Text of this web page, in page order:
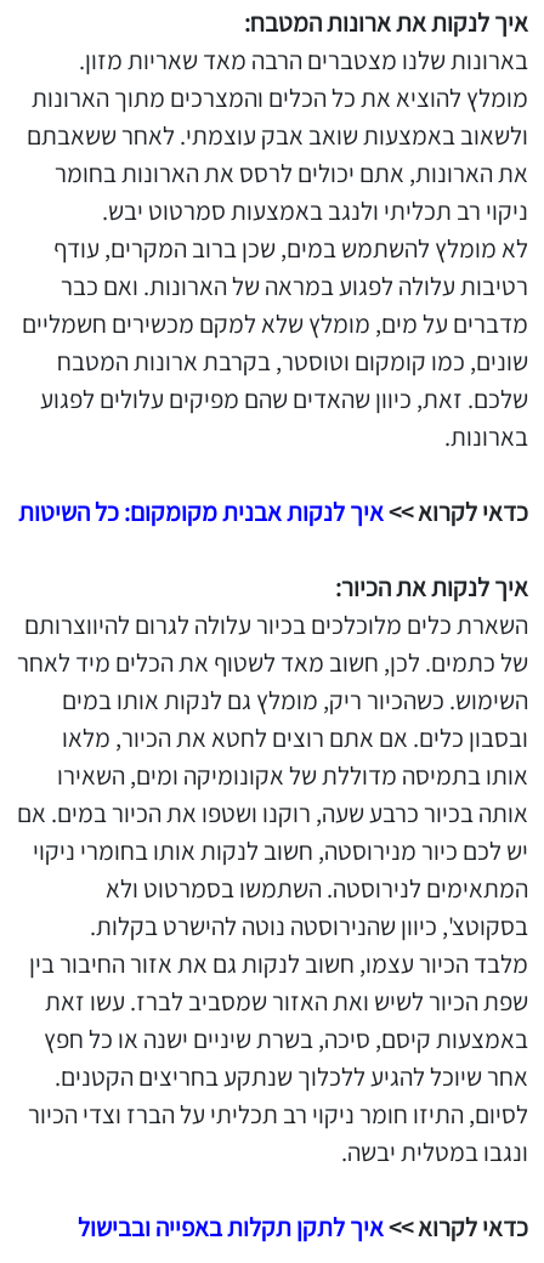
איך לנקות את ארונות המטבח:
בארונות שלנו מצטברים הרבה מאד שאריות מזון.
מומלץ להוציא את כל הכלים והמצרכים מתוך הארונות
ולשאוב באמצעות שואב אבק עוצמתי. לאחר ששאבתם
את הארונות, אתם יכולים לרסס את הארונות בחומר
ניקוי רב תכליתי ולנגב באמצעות סמרטוט יבש.
לא מומלץ להשתמש במים, שכן ברוב המקרים, עודף
רטיבות עלולה לפגוע במראה של הארונות. ואם כבר
מדברים על מים, מומלץ שלא למקם מכשירים חשמליים
שונים, כמו קומקום וטוסטר, בקרבת ארונות המטבח
שלכם. זאת, כיוון שהאדים שהם מפיקים עלולים לפגוע
בארונות.
כדאי לקרוא >>איך לנקות אבנית מקומקום: כל השיטות
איך לנקות את הכיור:
השארת כלים מלוכלכים בכיור עלולה לגרום להיווצרותם
של כתמים. לכן, חשוב מאד לשטוף את הכלים מיד לאחר
השימוש. כשהכיור ריק, מומלץ גם לנקות אותו במים
ובסבון כלים. אם אתם רוצים לחטא את הכיור, מלאו
אותו בתמיסה מדוללת של אקונומיקה ומים, השאירו
אותה בכיור כרבע שעה, רוקנו ושטפו את הכיור במים. אם
יש לכם כיור מנירוסטה, חשוב לנקות אותו בחומרי ניקוי
המתאימים לנירוסטה. השתמשו בסמרטוט ולא
בסקוטצ', כיוון שהנירוסטה נוטה להישרט בקלות.
מלבד הכיור עצמו, חשוב לנקות גם את אזור החיבור בין
שפת הכיור לשיש ואת האזור שמסביב לברז. עשו זאת
באמצעות קיסם, סיכה, בשרת שיניים ישנה או כל חפץ
אחר שיוכל להגיע ללכלוך שנתקע בחריצים הקטנים.
לסיום, התיזו חומר ניקוי רב תכליתי על הברז וצדי הכיור
ונגבו במטלית יבשה.
כדאי לקרוא >>איך לתקן תקלות באפייה ובבישול